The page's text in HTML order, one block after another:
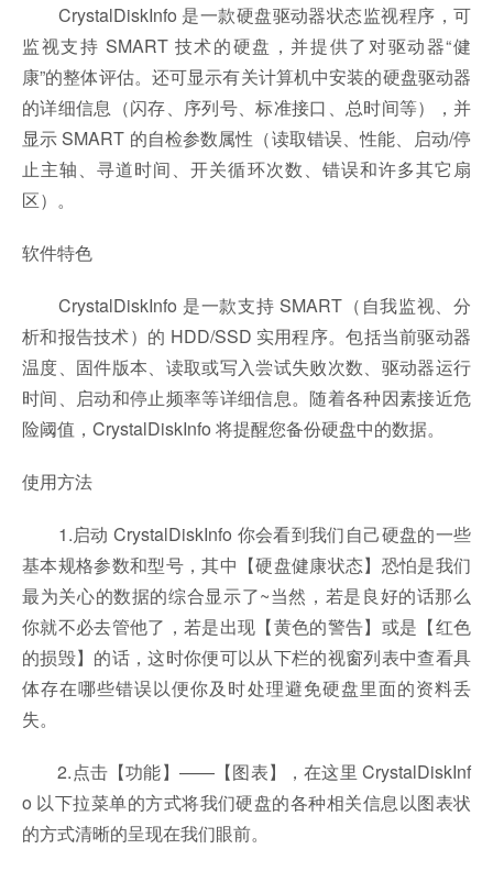
CrystalDiskInfo 是一款硬盘驱动器状态监视程序，可
监视支持 SMART 技术的硬盘，并提供了对驱动器“健
康”的整体评估。还可显示有关计算机中安装的硬盘驱动器
的详细信息（闪存、序列号、标准接口、总时间等），并
显示 SMART 的自检参数属性（读取错误、性能、启动/停
止主轴、寻道时间、开关循环次数、错误和许多其它扇
区）。
软件特色
CrystalDiskInfo 是一款支持 SMART（自我监视、分
析和报告技术）的 HDD/SSD 实用程序。包括当前驱动器
温度、固件版本、读取或写入尝试失败次数、驱动器运行
时间、启动和停止频率等详细信息。随着各种因素接近危
险阈值，CrystalDiskInfo 将提醒您备份硬盘中的数据。
使用方法
1.启动 CrystalDiskInfo 你会看到我们自己硬盘的一些
基本规格参数和型号，其中【硬盘健康状态】恐怕是我们
最为关心的数据的综合显示了~当然，若是良好的话那么
你就不必去管他了，若是出现【黄色的警告】或是【红色
的损毁】的话，这时你便可以从下栏的视窗列表中查看具
体存在哪些错误以便你及时处理避免硬盘里面的资料丢
失。
2.点击【功能】——【图表】，在这里 CrystalDiskInf
o 以下拉菜单的方式将我们硬盘的各种相关信息以图表状
的方式清晰的呈现在我们眼前。